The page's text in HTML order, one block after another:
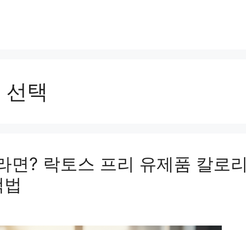
택
면? 락토스 프리 유제품 칼로리